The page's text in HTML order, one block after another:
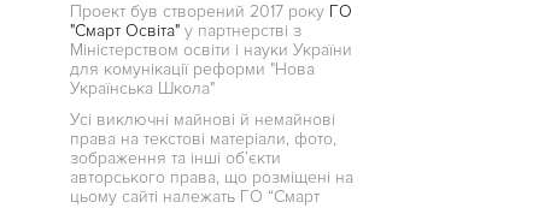
Проект був створений 2017 року ГО
"Смарт Освіта" у партнерстві з
Міністерством освіти і науки України
для комунікації реформи "Нова
Українська Школа"
Усі виключні майнові й немайнові
права на текстові матеріали, фото,
зображення та інші об’єкти
авторського права, що розміщені на
цьому сайті належать ГО “Смарт